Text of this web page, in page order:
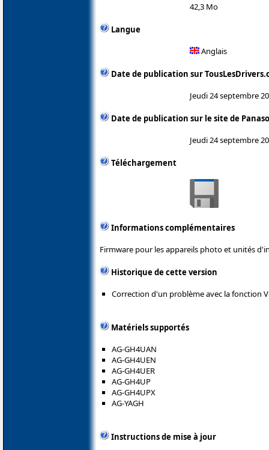
42,3 Mo
Langue
Anglais
Date de publication sur
Jeudi 24 septembre
Date de publication sur le site de
Jeudi 24 septembre
Téléchargement
Informations complémentaires
Firmware pour les appareils photo et unités
Historique de cette version
Correction d'un problème avec la fonction
Matériels supportés
AG-GH4UAN
AG-GH4UEN
AG-GH4UER
AG-GH4UP
AG-GH4UPX
AG-YAGH
Instructions de mise à jour